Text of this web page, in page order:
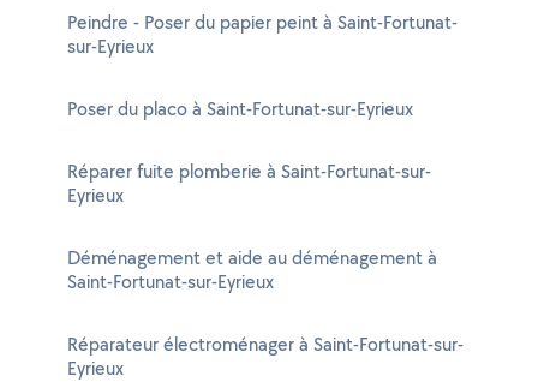
Peindre - Poser du papier peint à Saint-Fortunat-
sur-Eyrieux
Poser du placo à Saint-Fortunat-sur-Eyrieux
Réparer fuite plomberie à Saint-Fortunat-sur-
Eyrieux
Déménagement et aide au déménagement à
Saint-Fortunat-sur-Eyrieux
Réparateur électroménager à Saint-Fortunat-sur-
Eyrieux